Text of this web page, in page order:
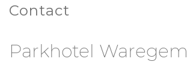
Contact
Parkhotel Waregem